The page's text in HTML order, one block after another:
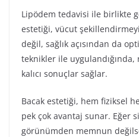
Lipödem tedavisi ile birlikte
estetiği, vücut
değil, sağlık açısından da
teknikler ile
kalıcı sonuçlar sağlar.
Bacak estetiği, hem fiziksel
pek çok avantaj sunar. Eğer
görünümden memnun